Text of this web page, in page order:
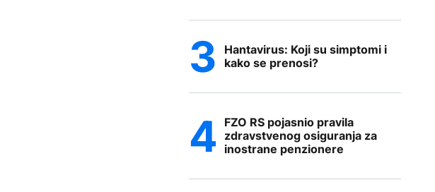
Hantavirus: Koji su simptomi i
kako se prenosi?
FZO RS pojasnio pravila
zdravstvenog osiguranja za
inostrane penzionere